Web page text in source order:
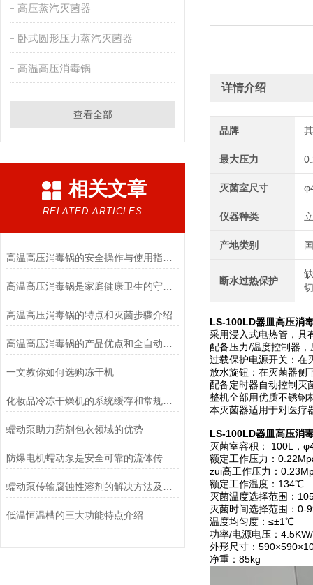
高压蒸汽灭菌器
卧式圆形压力蒸汽灭菌器
高温高压消毒锅
查看全部
相关文章
RELATED ARTICLES
高温高压消毒锅的安全操作与使用指南说明
高温高压消毒锅的特点和灭菌步骤介绍
一文教你如何选购冻干机
化妆品冷冻干燥机的系统缓存和常规冻干方法的优点
蠕动泵助力药剂包衣领域的优势
防爆电机蠕动泵是安全可靠的流体传送解决方案
低温恒温槽的三大功能特点介绍
详情介绍
品牌
最大压力
灭菌室尺寸
仪器种类
产地类别
断水过热保护
LS-100LD器皿高压消
采用浸入式电热管，具
配备压力/温度控制器
过载保护电源开关：在
放水旋钮：在灭菌器侧
配备定时器自动控制灭
整机全部用优质不锈钢
本灭菌器适用于对医疗
LS-100LD器皿高压消
灭菌室容积： 100L，
额定工作压力：
zui高工作压力：
额定工作温度：134℃
灭菌温度选择范围：
灭菌时间选择范围：0-
温度均匀度：≤±1℃
功率/电源电压：
外形尺寸：
净重：85kg